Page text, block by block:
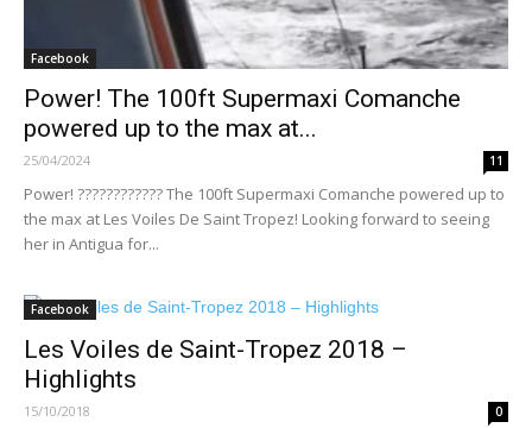
Facebook
Power! The 100ft Supermaxi Comanche
powered up to the max at...
25/04/2024 11
Power! ???????????? The 100ft Supermaxi Comanche powered up to
the max at Les Voiles De Saint Tropez! Looking forward to seeing
her in Antigua for...
Facebook
Les Voiles de Saint-Tropez 2018 –
Highlights
15/10/2018 0